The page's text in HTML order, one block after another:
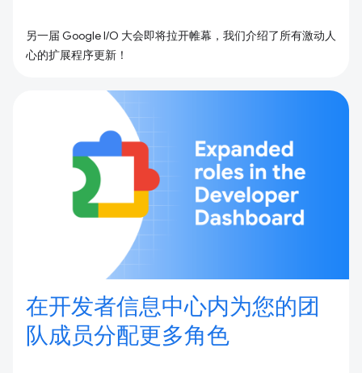
另一届 Google I/O 大会即将拉开帷幕，我们介绍了所有激动人
心的扩展程序更新！
在开发者信息中心内为您的团
队成员分配更多角色